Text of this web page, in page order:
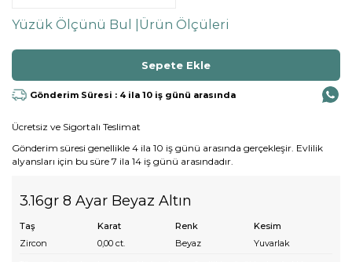
Yüzük Ölçünü Bul | Ürün Ölçüleri
Gönderim Süresi : 4 ila 10 iş günü arasında
Ücretsiz ve Sigortalı Teslimat
Gönderim süresi genellikle 4 ila 10 iş günü arasında gerçekleşir. Evlilik
alyansları için bu süre 7 ila 14 iş günü arasındadır.
3.16gr 8 Ayar Beyaz Altın
Taş Karat Renk
Kesim
Zircon
0,00 ct. Beyaz Yuvarlak